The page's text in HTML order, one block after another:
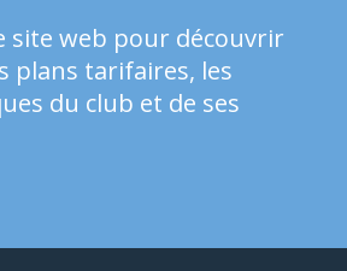
site web pour découvrir
plans tarifaires, les
du club et de ses